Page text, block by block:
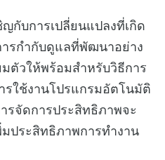
กับการเปลี่ยนแปลงที่เกิด
รกำกับดูแลที่พัฒนาอย่าง
ตัวให้พร้อมสำหรับวิธีการ
ใช้งานโปรแกรมอัตโนมัติ
รจัดการประสิทธิภาพจะ
ประสิทธิภาพการทำงาน